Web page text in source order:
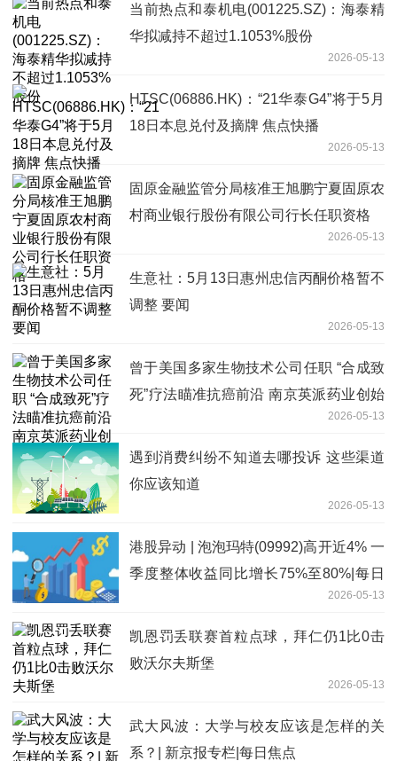
当前热点和泰机电(001225.SZ)：海泰精
华拟减持不超过1.1053%股份
2026-05-13
HTSC(06886.HK)：“21华泰G4”将于5月
18日本息兑付及摘牌 焦点快播
2026-05-13
固原金融监管分局核准王旭鹏宁夏固原农
村商业银行股份有限公司行长任职资格
2026-05-13
生意社：5月13日惠州忠信丙酮价格暂不
调整 要闻
2026-05-13
曾于美国多家生物技术公司任职 “合成致
死”疗法瞄准抗癌前沿 南京英派药业创始
2026-05-13
遇到消费纠纷不知道去哪投诉 这些渠道
你应该知道
2026-05-13
港股异动 | 泡泡玛特(09992)高开近4% 一
季度整体收益同比增长75%至80%|每日
2026-05-13
凯恩罚丢联赛首粒点球，拜仁仍1比0击
败沃尔夫斯堡
2026-05-13
武大风波：大学与校友应该是怎样的关
系？| 新京报专栏|每日焦点